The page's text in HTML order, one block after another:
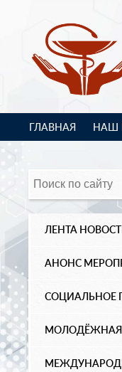
ГЛАВНАЯ НАШ
ЛЕНТА
АНОНС
СОЦИАЛЬНОЕ
МОЛОДЁЖНАЯ